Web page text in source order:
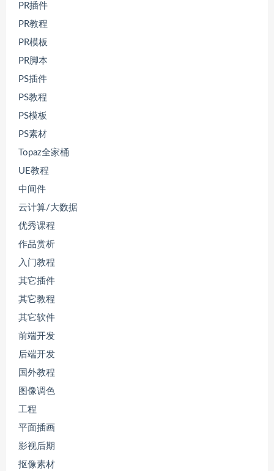
PR插件
PR教程
PR模板
PR脚本
PS插件
PS教程
PS模板
PS素材
Topaz全家桶
UE教程
中间件
云计算/大数据
优秀课程
作品赏析
入门教程
其它插件
其它教程
其它软件
前端开发
后端开发
国外教程
图像调色
工程
平面插画
影视后期
抠像素材